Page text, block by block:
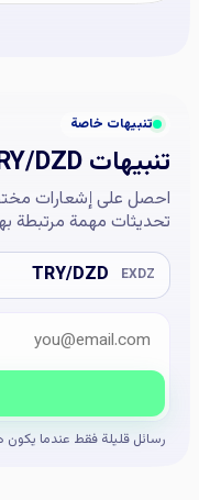
تنبيهات خاصة
تنبيهات TRY/DZD من EXDZ
احصل على إشعارات
تحديثات مهمة مرتبطة
EXDZ
TRY/DZDالبريد الإلكتروني
Company website
رسائل قليلة فقط عندما